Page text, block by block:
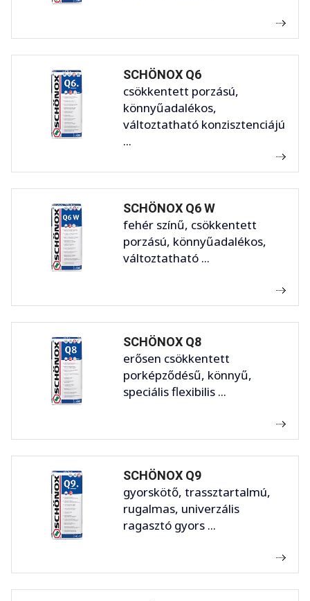
SCHÖNOX Q6
csökkentett porzású,
könnyűadalékos,
változtatható konzisztenciájú
...
SCHÖNOX Q6 W
fehér színű, csökkentett
porzású, könnyűadalékos,
változtatható ...
SCHÖNOX Q8
erősen csökkentett
porképződésű, könnyű,
speciális flexibilis ...
SCHÖNOX Q9
gyorskötő, trassztartalmú,
rugalmas, univerzális
ragasztó gyors ...